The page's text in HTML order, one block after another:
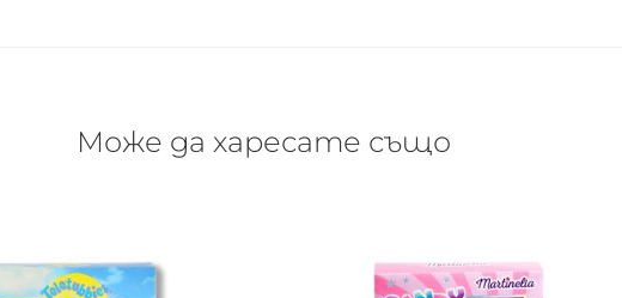
Може да харесате също